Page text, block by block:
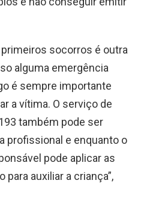
socorros é outra
alguma emergência
é sempre importante
a vítima. O serviço de
também pode ser
profissional e enquanto o
pode aplicar as
auxiliar a criança”,